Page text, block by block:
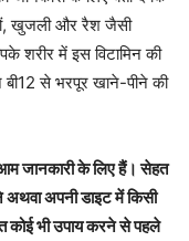
खुजली और रैश जैसी
शरीर में इस विटामिन की
बी12 से भरपूर खाने-पीने की
जानकारी के लिए हैं। सेहत
अपनी डाइट में किसी
कोई भी उपाय करने से पहले